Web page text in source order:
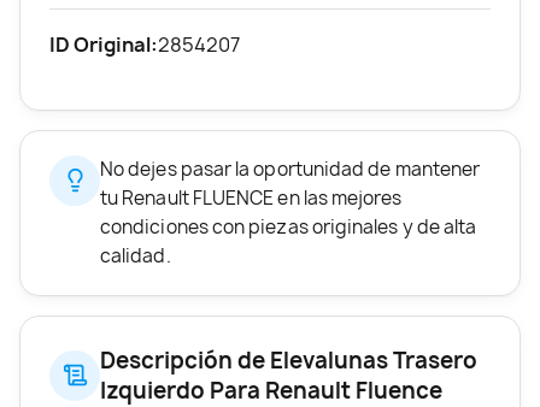
ID Original:2854207
No dejes pasar la oportunidad de mantener
tu Renault FLUENCE en las mejores
condiciones con piezas originales y de alta
calidad.
Descripción de Elevalunas Trasero
Izquierdo Para Renault Fluence